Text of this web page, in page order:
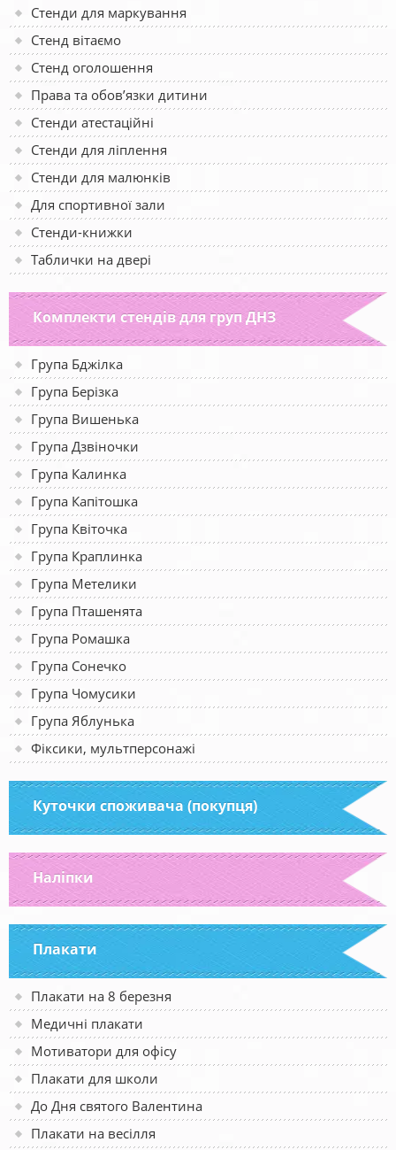
Стенди для маркування
Стенд вітаємо
Стенд оголошення
Права та обов’язки дитини
Стенди атестаційні
Стенди для ліплення
Стенди для малюнків
Для спортивної зали
Стенди-книжки
Таблички на двері
Комплекти стендів для груп ДНЗ
Група Бджілка
Група Берізка
Група Вишенька
Група Дзвіночки
Група Калинка
Група Капітошка
Група Квіточка
Група Краплинка
Група Метелики
Група Пташенята
Група Ромашка
Група Сонечко
Група Чомусики
Група Яблунька
Фіксики, мультперсонажі
Куточки споживача (покупця)
Наліпки
Плакати
Плакати на 8 березня
Медичні плакати
Мотиватори для офісу
Плакати для школи
До Дня святого Валентина
Плакати на весілля